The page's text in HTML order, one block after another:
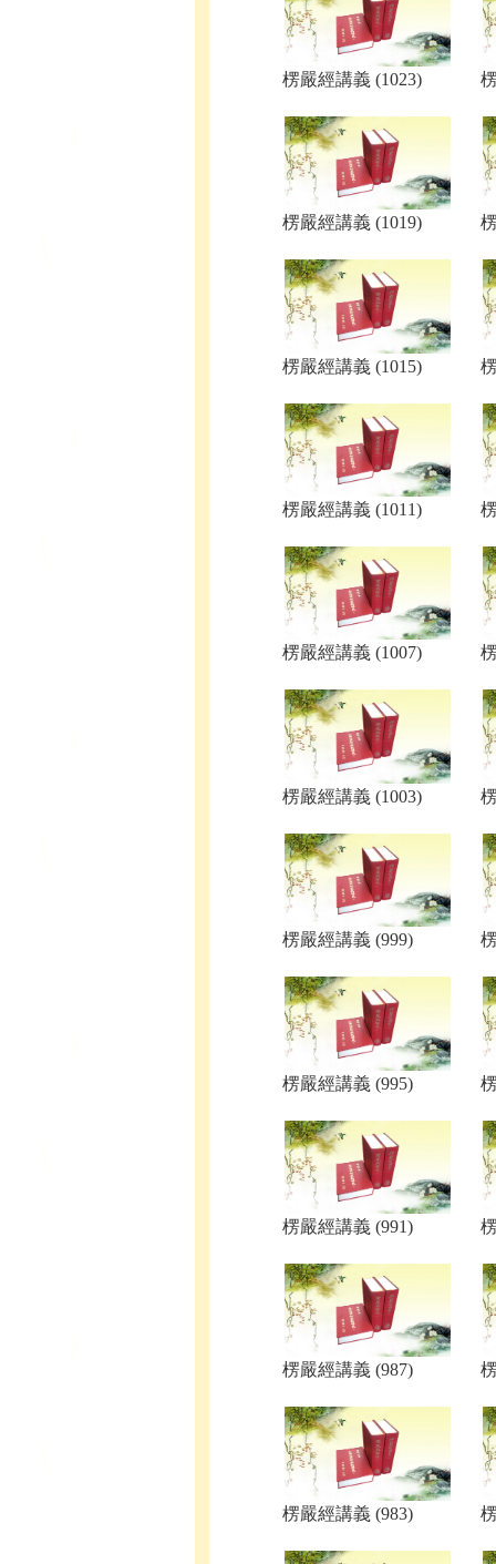
楞嚴經講義 (1023)
楞嚴經講義 (1019)
楞嚴經講義 (1015)
楞嚴經講義 (1011)
楞嚴經講義 (1007)
楞嚴經講義 (1003)
楞嚴經講義 (999)
楞嚴經講義 (995)
楞嚴經講義 (991)
楞嚴經講義 (987)
楞嚴經講義 (983)